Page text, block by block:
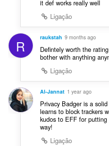
:a
s
:
it def works really well
Ligação
R raukstah 9 months ago
Defintely worth the
bother with anything
Ligação
Al-Jannat 1 year ago
Privacy Badger is a
learns to block trackers
kudos to EFF for putting
way!
Ligação